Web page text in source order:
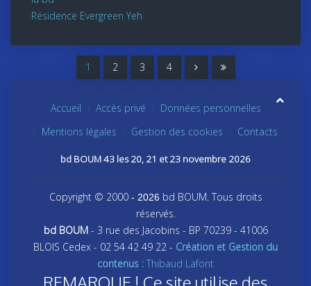
Résidence Evergreen Yeh
1 2 3 4
Accueil Accès privé
Données personnelles
Mentions légales
Gestion des cookies Contacts
bd BOUM 43 les 20, 21 et 23 novembre 2026
Copyright © 2000- 2026 bd BOUM. Tous droits
réservés.
bd BOUM- 3 rue des Jacobins - BP 70239 - 41006
BLOIS Cedex - 02 54 42 49 22 - Création et Gestion du
contenus : Thibaud Lafont